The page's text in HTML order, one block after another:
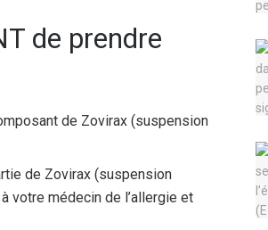
de prendre
de Zovirax (suspension
de Zovirax (suspension
votre médecin de l’allergie et